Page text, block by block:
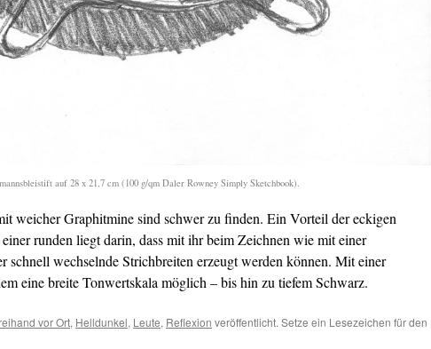
auf 28 x 21,7 cm (100 g/qm Daler Rowney Simply Sketchbook).
weicher Graphitmine sind schwer zu finden. Ein Vorteil der eckigen
runden liegt darin, dass mit ihr beim Zeichnen wie mit einer
schnell wechselnde Strichbreiten erzeugt werden können. Mit einer
eine breite Tonwertskala möglich – bis hin zu tiefem Schwarz.
vor Ort, Helldunkel, Leute, Reflexion veröffentlicht. Setze ein Lesezeichen für den